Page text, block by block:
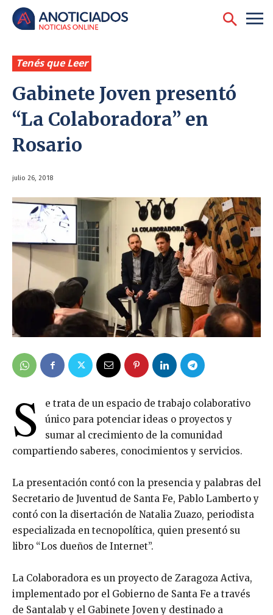
Tenés que Leer
Gabinete Joven presentó
“La Colaboradora” en
Rosario
julio 26, 2018
S
e trata de un espacio de trabajo colaborativo
único para potenciar ideas o proyectos y
sumar al crecimiento de la comunidad
compartiendo saberes, conocimientos y servicios.
La presentación contó con la presencia y palabras del
Secretario de Juventud de Santa Fe, Pablo Lamberto y
contó con la disertación de Natalia Zuazo, periodista
especializada en tecnopolítica, quien presentó su
libro “Los dueños de Internet”.
La Colaboradora es un proyecto de Zaragoza Activa,
implementado por el Gobierno de Santa Fe a través
de Santalab y el Gabinete Joven y destinado a